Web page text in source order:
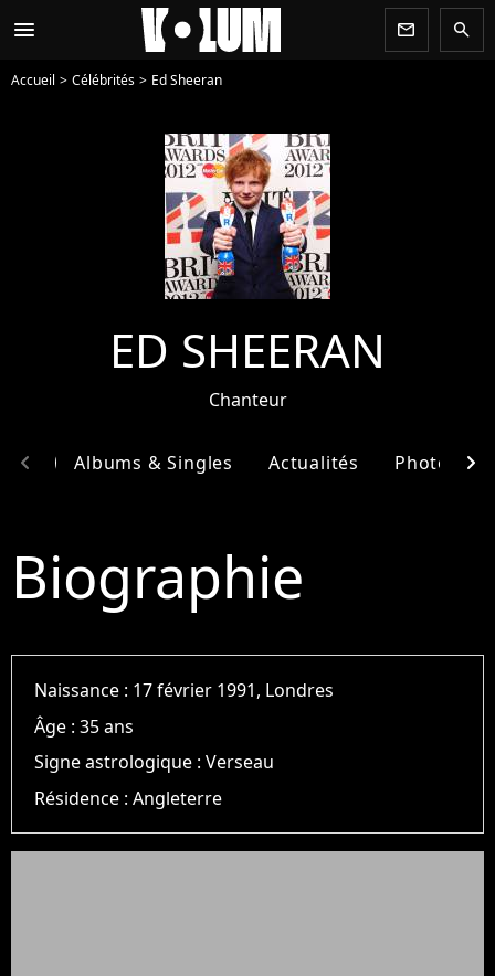
menu newsletter search
Accueil Célébrités Ed Sheeran
ED SHEERAN
Chanteur
Albums & Singles Actualités Photos
chevron_left chevron_right
Biographie
Naissance : 17 février 1991, Londres
Âge :35 ans
Signe astrologique :Verseau
Résidence :Angleterre